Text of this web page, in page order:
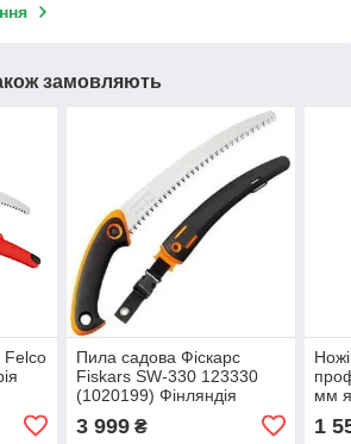
замовляють
Felco
Пила садова Фіскарс
Fiskars SW-330 123330
(1020199) Фінляндія
3 999₴
мм
1